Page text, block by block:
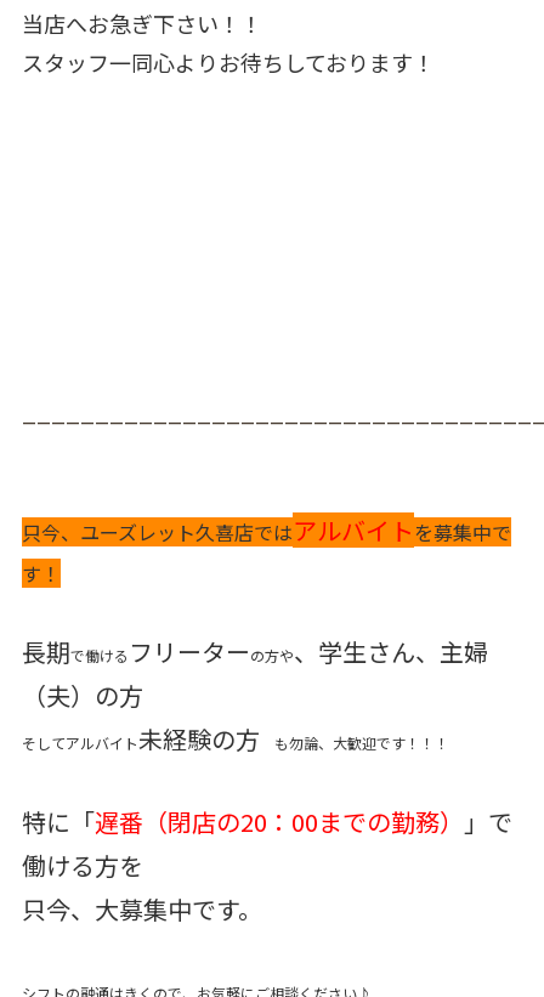
当店へお急ぎ下さい！！
スタッフ一同心よりお待ちしております！
只今、ユーズレット久喜店ではアルバイトを募集中で
す！
長期で働ける フリーターの方や、 学生さん、主婦
（夫）の方
そしてアルバイト未経験の方 も勿論、大歓迎です！！！
特に「遅番（閉店の20：00までの勤務）
」で
働ける方を
只今、大募集中です。